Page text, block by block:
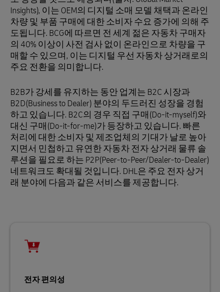
Insights), 이는 OEM의 디지털 소매 모델 채택과 온라인
차량 및 부품 구매에 대한 소비자 수요 증가에 의해 주
도됩니다. BCG에 따르면 전 세계 젊은 자동차 구매자
의 40% 이상이 사전 검사 없이 온라인으로 차량을 구
매할 수 있으며, 이는 디지털 우선 자동차 상거래로의
주요 전환을 의미합니다.
B2B가 강세를 유지하는 동안 업계는 B2C 시장과
B2D(Business to Dealer) 분야의 두드러진 성장을 경험
하고 있습니다. B2C의 경우 직접 구매(Do-it-myself)와
대신 구매(Do-it-for-me)가 등장하고 있습니다. 빠른
처리에 대한 소비자 및 제조업체의 기대가 날로 높아
지면서 민첩하고 유연한 자동차 전자 상거래 물류 솔
루션을 필요로 하는 P2P(Peer-to-Peer/Dealer-to-Dealer)
네트워크도 확대될 것입니다. DHL은 주요 전자 상거
래 분야에 다음과 같은 서비스를 제공합니다.
전자 편의성